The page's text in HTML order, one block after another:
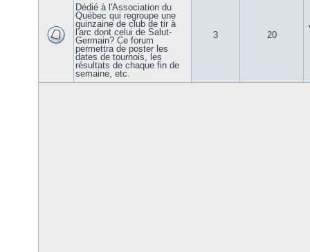
Dédié à l'Association du
Québec qui regroupe une
quinzaine de club de tir à
l'arc dont celui de Salut-
Germain? Ce forum
permettra de poster les
dates de tournois, les
résultats de chaque fin de
semaine, etc.
3 20